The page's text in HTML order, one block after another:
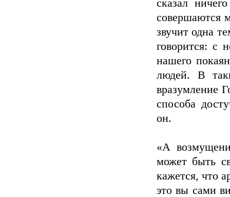
сказал
совершаются
звучит одна
говорится: с
нашего
людей. В
вразумление
способа
он.
«А
может быть
кажется, что
это вы сами